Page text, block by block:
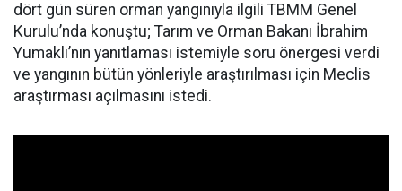
dört gün süren orman yangınıyla ilgili TBMM Genel
Kurulu’nda konuştu; Tarım ve Orman Bakanı İbrahim
Yumaklı’nın yanıtlaması istemiyle soru önergesi verdi
ve yangının bütün yönleriyle araştırılması için Meclis
araştırması açılmasını istedi.